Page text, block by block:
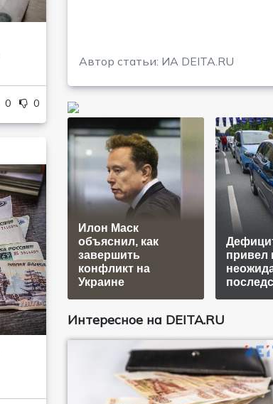
0 0
Автор статьи: ИА DEITA.RU
Илон Маск
объяснил, как
завершить
конфликт на
Украине
привел
Интересное на DEITA.RU